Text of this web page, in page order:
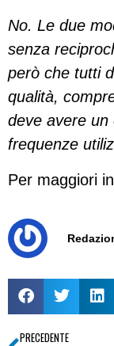
No. Le due
senza
però che tutti
qualità,
deve avere un
frequenze
Per maggiori
PRECEDENTE